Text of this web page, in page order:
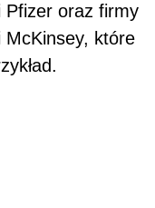
Pfizer oraz firmy
McKinsey, które